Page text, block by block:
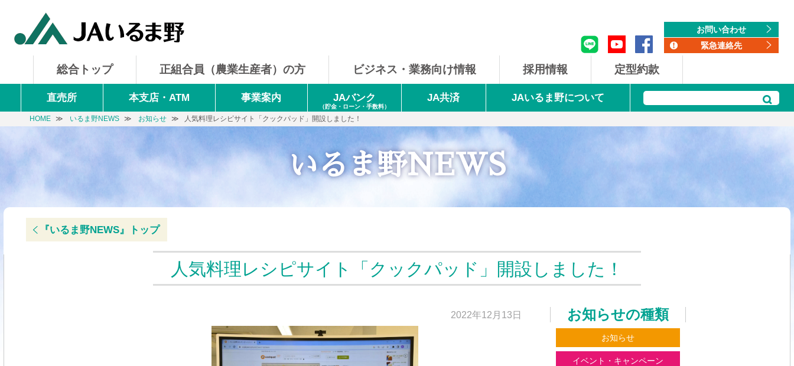
お問い合わせ
緊急連絡先
総合トップ 正組合員 （農業生産者）の方 ビジネス・ 業務向け情報 採用情報 定型約款
直売所 本支店・ATM 事業案内 JAバンク
（貯金・ローン・手数料）
JA共済 JAいるま野について
HOME いるま野NEWS お知らせ 人気料理レシピサイト「クックパッド」開設しました！
いるま野NEWS
『いるま野NEWS』 トップ
人気料理レシピサイト「クックパッド」開設しました！
2022年12月13日 お知らせの種類
お知らせ
イベント・キャンペーン